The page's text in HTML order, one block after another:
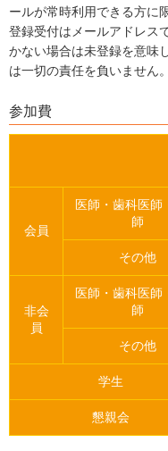
ールが常時利用できる方に
登録受付はメールアドレス
かない場合は未登録を意味
は一切の責任を負いません。
参加費
会員
医師・歯科医師
師
その他
非会
員
医師・歯科医師
師
その他
学生
懇親会